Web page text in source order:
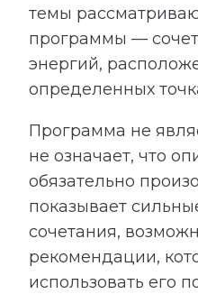
темы
программы —
энергий,
определенных
Программа не
не означает, что
обязательно
показывает
сочетания,
рекомендации,
использовать его